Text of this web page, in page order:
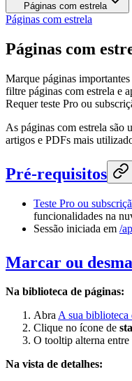
Páginas com estrela
Páginas com estrela
Páginas com
Marque páginas
filtre páginas com estrela e
Requer teste Pro ou
As páginas com estrela são
artigos e PDFs mais
Pré-requisitos
Teste Pro ou
funcionalidades na
Sessão iniciada em /
Marcar ou
Na biblioteca de páginas:
AbraA sua biblioteca
Clique no ícone de
O tooltip alterna entre
Na vista de detalhes: